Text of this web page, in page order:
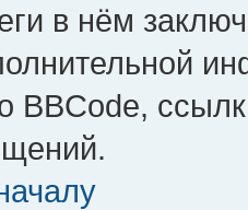
в нём
BBCode,